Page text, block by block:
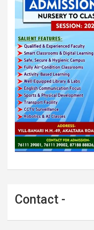
Contact -